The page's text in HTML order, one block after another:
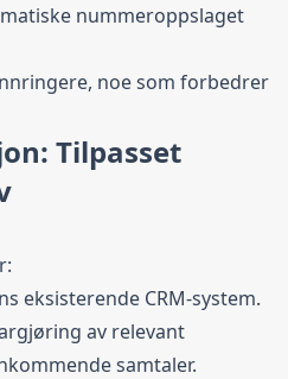
nummeroppslaget
noe som forbedrer
Tilpasset
eksisterende CRM-system.
av relevant
samtaler.